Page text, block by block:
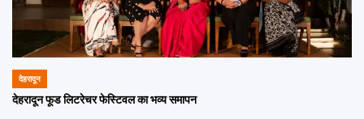
POSTED
IN
देहरादून
देहरादून फूड लिटरेचर फेस्टिवल का भव्य समापन